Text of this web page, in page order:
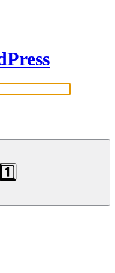
1️⃣